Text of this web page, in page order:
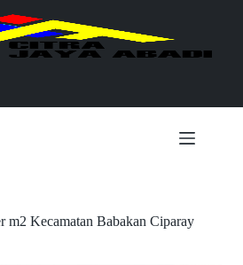
m2 Kecamatan Babakan Ciparay